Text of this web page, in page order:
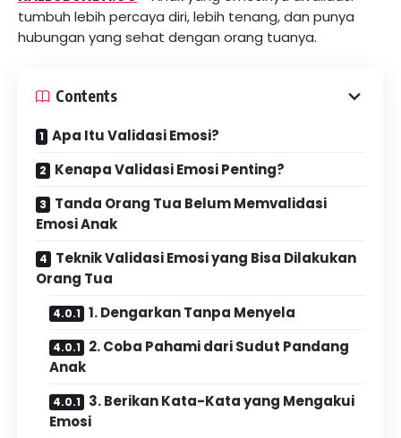
tumbuh lebih percaya diri, lebih tenang, dan punya
hubungan yang sehat dengan orang tuanya.
Contents
Apa Itu Validasi Emosi?
Kenapa Validasi Emosi Penting?
Tanda Orang Tua Belum Memvalidasi
Emosi Anak
Teknik Validasi Emosi yang Bisa Dilakukan
Orang Tua
1. Dengarkan Tanpa Menyela
2. Coba Pahami dari Sudut Pandang
Anak
3. Berikan Kata-Kata yang Mengakui
Emosi